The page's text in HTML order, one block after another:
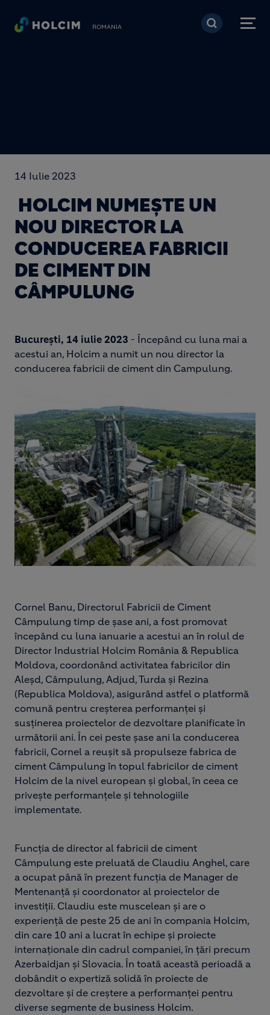
Mergi la conţinutul
ROMANIA
14 Iulie 2023
HOLCIM NUMEȘTE UN
NOU DIRECTOR LA
CONDUCEREA FABRICII
DE CIMENT DIN
CÂMPULUNG
București, 14 iulie 2023 - Începând cu luna mai a
acestui an, Holcim a numit un nou director la
conducerea fabricii de ciment din Campulung.
Cornel Banu, Directorul Fabricii de Ciment
Câmpulung timp de șase ani, a fost promovat
începând cu luna ianuarie a acestui an în rolul de
Director Industrial Holcim România & Republica
Moldova, coordonând activitatea fabricilor din
Aleșd, Câmpulung, Adjud, Turda și Rezina
(Republica Moldova), asigurând astfel o platformă
comună pentru creșterea performanței și
susținerea proiectelor de dezvoltare planificate în
următorii ani. În cei peste șase ani la conducerea
fabricii, Cornel a reușit să propulseze fabrica de
ciment Câmpulung în topul fabricilor de ciment
Holcim de la nivel european și global, în ceea ce
privește performanțele și tehnologiile
implementate.
Funcția de director al fabricii de ciment
Câmpulung este preluată de Claudiu Anghel, care
a ocupat până în prezent funcția de Manager de
Mentenanță și coordonator al proiectelor de
investiții. Claudiu este muscelean și are o
experiență de peste 25 de ani în compania Holcim,
din care 10 ani a lucrat în echipe și proiecte
internaționale din cadrul companiei, în țări precum
Azerbaidjan și Slovacia. În toată această perioadă a
dobândit o expertiză solidă în proiecte de
dezvoltare și de creștere a performanței pentru
diverse segmente de business Holcim.